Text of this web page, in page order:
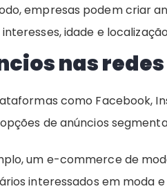
empresas podem criar
idade e
nas
como Facebook,
de anúncios
um e-commerce de
interessados em moda e